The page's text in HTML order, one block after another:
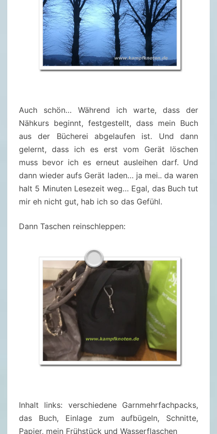
Auch schön… Während ich warte, dass der
Nähkurs beginnt, festgestellt, dass mein Buch
aus der Bücherei abgelaufen ist. Und dann
gelernt, dass ich es erst vom Gerät löschen
muss bevor ich es erneut ausleihen darf. Und
dann wieder aufs Gerät laden… ja mei.. da waren
halt 5 Minuten Lesezeit weg… Egal, das Buch tut
mir eh nicht gut, hab ich so das Gefühl.
Dann Taschen reinschleppen:
Inhalt links: verschiedene Garnmehrfachpacks,
das Buch, Einlage zum aufbügeln, Schnitte,
Papier, mein Frühstück und Wasserflaschen